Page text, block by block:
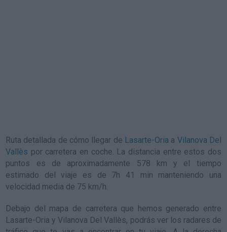
Ruta detallada de cómo llegar de Lasarte-Oria a Vilanova Del
Vallès por carretera en coche. La distancia entre estos dos
puntos es de aproximadamente 578 km y el tiempo
estimado del viaje es de 7h 41 min manteniendo una
velocidad media de 75 km/h.
Debajo del mapa de carretera que hemos generado entre
Lasarte-Oria y Vilanova Del Vallès, podrás ver los radares de